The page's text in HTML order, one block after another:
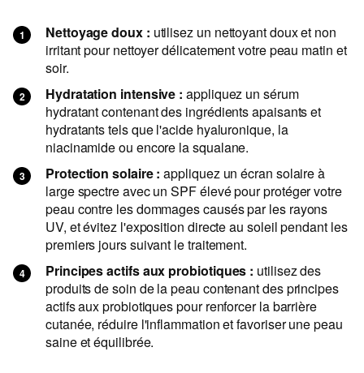
Nettoyage doux : utilisez un nettoyant doux et non
irritant pour nettoyer délicatement votre peau matin et
soir.
Hydratation intensive : appliquez un sérum
hydratant contenant des ingrédients apaisants et
hydratants tels que l'acide hyaluronique, la
niacinamide ou encore la squalane.
Protection solaire : appliquez un écran solaire à
large spectre avec un SPF élevé pour protéger votre
peau contre les dommages causés par les rayons
UV, et évitez l'exposition directe au soleil pendant les
premiers jours suivant le traitement.
Principes actifs aux probiotiques : utilisez des
produits de soin de la peau contenant des principes
actifs aux probiotiques pour renforcer la barrière
cutanée, réduire l'inflammation et favoriser une peau
saine et équilibrée.